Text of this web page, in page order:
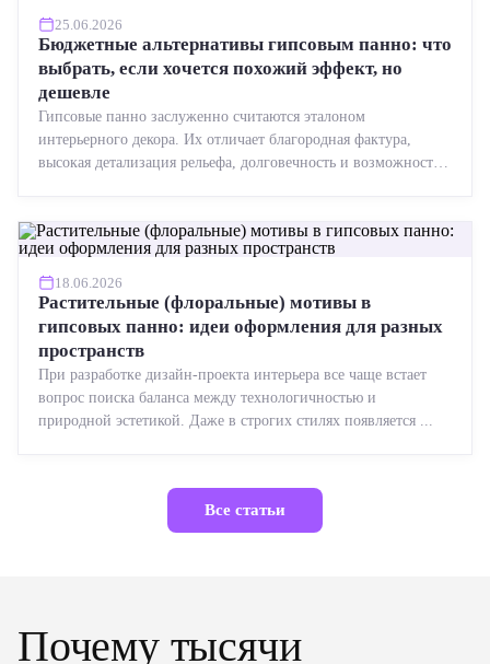
25.06.2026
Бюджетные альтернативы гипсовым панно: что
выбрать, если хочется похожий эффект, но
дешевле
Гипсовые панно заслуженно считаются эталоном
интерьерного декора. Их отличает благородная фактура,
высокая детализация рельефа, долговечность и возможность
18.06.2026
Растительные (флоральные) мотивы в
гипсовых панно: идеи оформления для разных
пространств
При разработке дизайн-проекта интерьера все чаще встает
вопрос поиска баланса между технологичностью и
природной эстетикой. Даже в строгих стилях появляется ...
Все статьи
Почему тысячи